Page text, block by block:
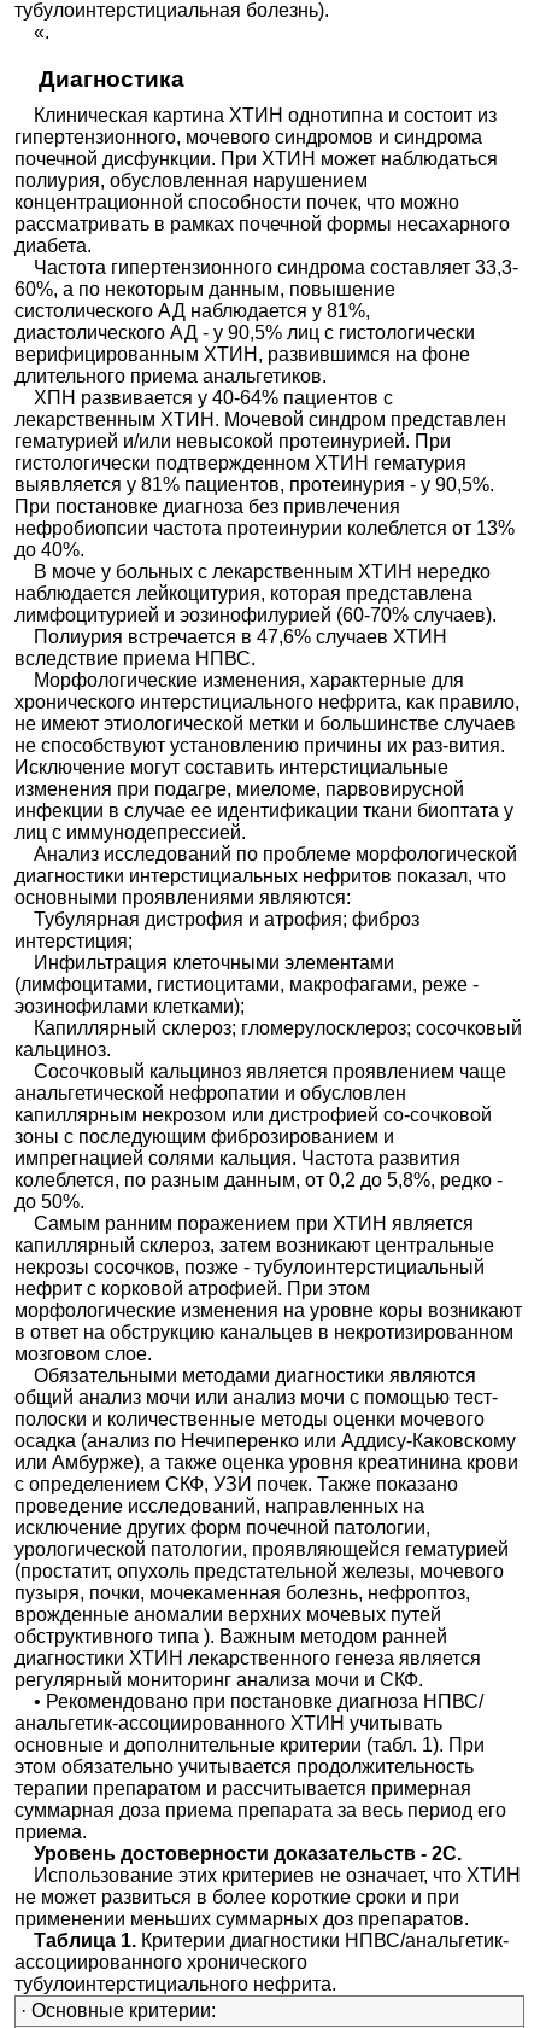
тубулоинтерстициальная болезнь).
«.
Диагностика
Клиническая картина ХТИН однотипна и состоит из
гипертензионного, мочевого синдромов и синдрома
почечной дисфункции. При ХТИН может наблюдаться
полиурия, обусловленная нарушением
концентрационной способности почек, что можно
рассматривать в рамках почечной формы несахарного
диабета.
Частота гипертензионного синдрома составляет 33,3-
60%, а по некоторым данным, повышение
систолического АД наблюдается у 81%,
диастолического АД - у 90,5% лиц с гистологически
верифицированным ХТИН, развившимся на фоне
длительного приема анальгетиков.
ХПН развивается у 40-64% пациентов с
лекарственным ХТИН. Мочевой синдром представлен
гематурией и/или невысокой протеинурией. При
гистологически подтвержденном ХТИН гематурия
выявляется у 81% пациентов, протеинурия - у 90,5%.
При постановке диагноза без привлечения
нефробиопсии частота протеинурии колеблется от 13%
до 40%.
В моче у больных с лекарственным ХТИН нередко
наблюдается лейкоцитурия, которая представлена
лимфоцитурией и эозинофилурией (60-70% случаев).
Полиурия встречается в 47,6% случаев ХТИН
вследствие приема НПВС.
Морфологические изменения, характерные для
хронического интерстициального нефрита, как правило,
не имеют этиологической метки и большинстве случаев
не способствуют установлению причины их раз-вития.
Исключение могут составить интерстициальные
изменения при подагре, миеломе, парвовирусной
инфекции в случае ее идентификации ткани биоптата у
лиц с иммунодепрессией.
Анализ исследований по проблеме морфологической
диагностики интерстициальных нефритов показал, что
основными проявлениями являются:
Тубулярная дистрофия и атрофия; фиброз
интерстиция;
Инфильтрация клеточными элементами
(лимфоцитами, гистиоцитами, макрофагами, реже -
эозинофилами клетками);
Капиллярный склероз; гломерулосклероз; сосочковый
кальциноз.
Сосочковый кальциноз является проявлением чаще
анальгетической нефропатии и обусловлен
капиллярным некрозом или дистрофией со-сочковой
зоны с последующим фиброзированием и
импрегнацией солями кальция. Частота развития
колеблется, по разным данным, от 0,2 до 5,8%, редко -
до 50%.
Самым ранним поражением при ХТИН является
капиллярный склероз, затем возникают центральные
некрозы сосочков, позже - тубулоинтерстициальный
нефрит с корковой атрофией. При этом
морфологические изменения на уровне коры возникают
в ответ на обструкцию канальцев в некротизированном
мозговом слое.
Обязательными методами диагностики являются
общий анализ мочи или анализ мочи с помощью тест-
полоски и количественные методы оценки мочевого
осадка (анализ по Нечиперенко или Аддису-Каковскому
или Амбурже), а также оценка уровня креатинина крови
с определением СКФ, УЗИ почек. Также показано
проведение исследований, направленных на
исключение других форм почечной патологии,
урологической патологии, проявляющейся гематурией
(простатит, опухоль предстательной железы, мочевого
пузыря, почки, мочекаменная болезнь, нефроптоз,
врожденные аномалии верхних мочевых путей
обструктивного типа ). Важным методом ранней
диагностики ХТИН лекарственного генеза является
регулярный мониторинг анализа мочи и СКФ.
• Рекомендовано при постановке диагноза НПВС/
анальгетик-ассоциированного ХТИН учитывать
основные и дополнительные критерии (табл. 1). При
этом обязательно учитывается продолжительность
терапии препаратом и рассчитывается примерная
суммарная доза приема препарата за весь период его
приема.
Уровень достоверности доказательств - 2С.
Использование этих критериев не означает, что ХТИН
не может развиться в более короткие сроки и при
применении меньших суммарных доз препаратов.
Таблица 1. Критерии диагностики НПВС/анальгетик-
ассоциированного хронического
тубулоинтерстициального нефрита.
· Основные критерии: